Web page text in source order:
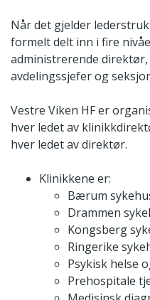
Når det gjelder
formelt delt inn i fire
administrerende
avdelingssjefer og
Vestre Viken HF er
hver ledet av
hver ledet av direktør.
Klinikkene er:
Bærum
Drammen
Kongsberg
Ringerike
Psykisk helse
Prehospitale